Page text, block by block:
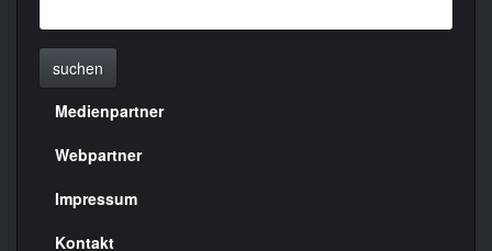
suchen
Menülinks
rechte
Seite
Medienpartner
Webpartner
Impressum
Kontakt